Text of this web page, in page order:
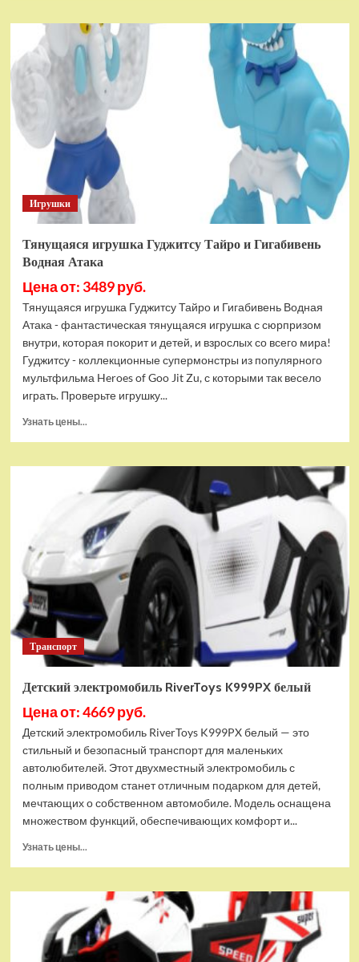
Брелок-
игрушка
POP
Квадрат
антистресс
(тактильная,
сенсорная)
Игрушки
Тянущаяся игрушка Гуджитсу Тайро и Гигабивень
Водная Атака
Цена от: 3489 руб.
Тянущаяся игрушка Гуджитсу Тайро и Гигабивень Водная
Атака - фантастическая тянущаяся игрушка с сюрпризом
внутри, которая покорит и детей, и взрослых со всего мира!
Гуджитсу - коллекционные супермонстры из популярного
мультфильма Heroes of Goo Jit Zu, с которыми так весело
играть. Проверьте игрушку...
Узнать цены...
Тянущаяся
игрушка
Гуджитсу
и
Гигабивень
Водная
Атака
Транспорт
Детский электромобиль RiverToys K999PX белый
Цена от: 4669 руб.
Детский электромобиль RiverToys K999PX белый — это
стильный и безопасный транспорт для маленьких
автолюбителей. Этот двухместный электромобиль с
полным приводом станет отличным подарком для детей,
мечтающих о собственном автомобиле. Модель оснащена
множеством функций, обеспечивающих комфорт и...
Узнать цены...
Детский
электромобиль
RiverToys
K999PX
белый